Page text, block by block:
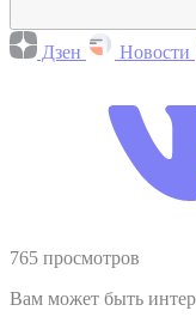
Дзен Новости
765 просмотров
Вам может быть